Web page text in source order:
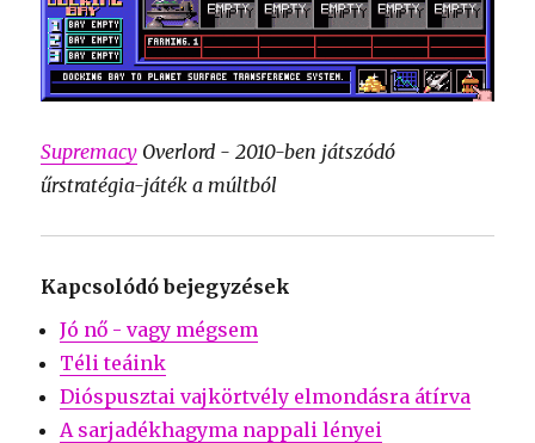
Supremacy Overlord - 2010-ben játszódó
űrstratégia-játék a múltból
Kapcsolódó bejegyzések
Jó nő - vagy mégsem
Téli teáink
Dióspusztai vajkörtvély elmondásra átírva
A sarjadékhagyma nappali lényei